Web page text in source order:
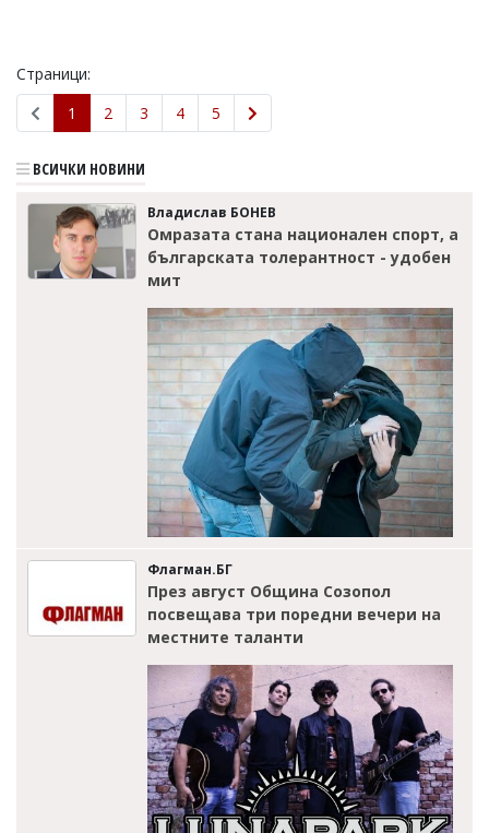
Страници:
1
2 3 4 5
ВСИЧКИ НОВИНИ
Владислав БОНЕВ
Омразата стана национален спорт, а
българската толерантност - удобен
мит
Флагман.БГ
През август Община Созопол
посвещава три поредни вечери на
местните таланти